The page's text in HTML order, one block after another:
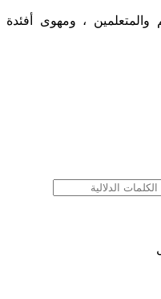
، ومهوى أفئدة